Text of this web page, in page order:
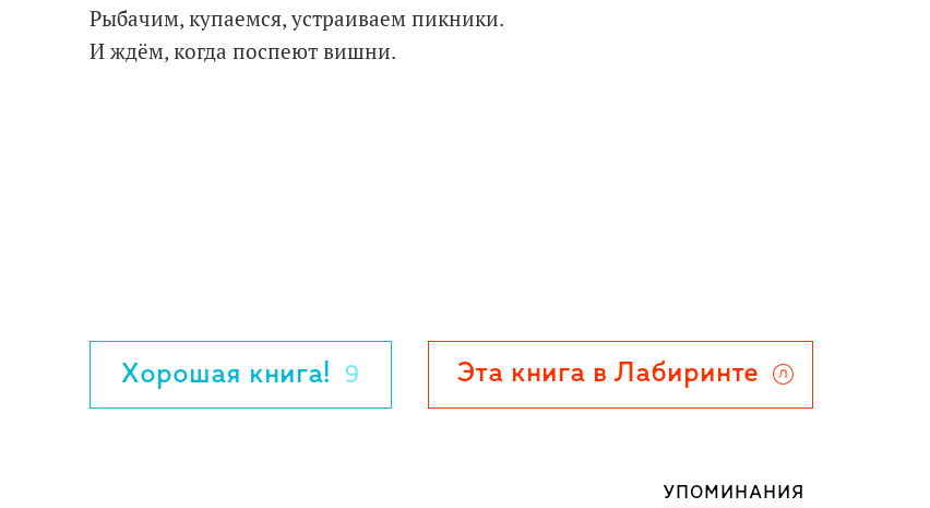
Рыбачим, купаемся, устраиваем пикники.
И ждём, когда поспеют вишни.
Хорошая книга! 9 Эта книга в Лабиринте
УПОМИНАНИЯ